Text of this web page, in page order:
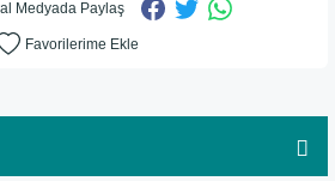
Medyada Paylaş